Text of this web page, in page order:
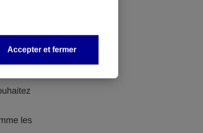
vos
les
Accepter et fermer